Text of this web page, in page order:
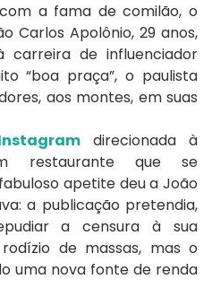
a fama de comilão, o
Carlos Apolônio, 29 anos,
de influenciador
“boa praça”, o paulista
aos montes, em suas
direcionada à
restaurante que se
apetite deu a João
a publicação pretendia,
a censura à sua
de massas, mas o
uma nova fonte de renda